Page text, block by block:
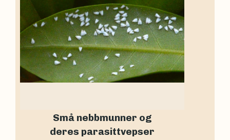
Små nebbmunner og
deres parasittvepser